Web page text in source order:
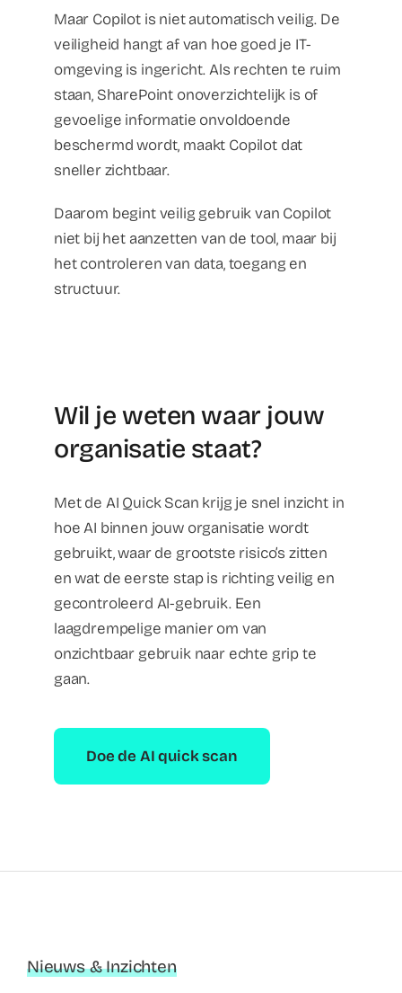
Maar Copilot is niet automatisch veilig. De
veiligheid hangt af van hoe goed je IT-
omgeving is ingericht. Als rechten te ruim
staan, SharePoint onoverzichtelijk is of
gevoelige informatie onvoldoende
beschermd wordt, maakt Copilot dat
sneller zichtbaar.
Daarom begint veilig gebruik van Copilot
niet bij het aanzetten van de tool, maar bij
het controleren van data, toegang en
structuur.
Wil je weten waar jouw
organisatie staat?
Met de AI Quick Scan krijg je snel inzicht in
hoe AI binnen jouw organisatie wordt
gebruikt, waar de grootste risico’s zitten
en wat de eerste stap is richting veilig en
gecontroleerd AI-gebruik. Een
laagdrempelige manier om van
onzichtbaar gebruik naar echte grip te
gaan.
Doe de AI quick scan
Nieuws & Inzichten